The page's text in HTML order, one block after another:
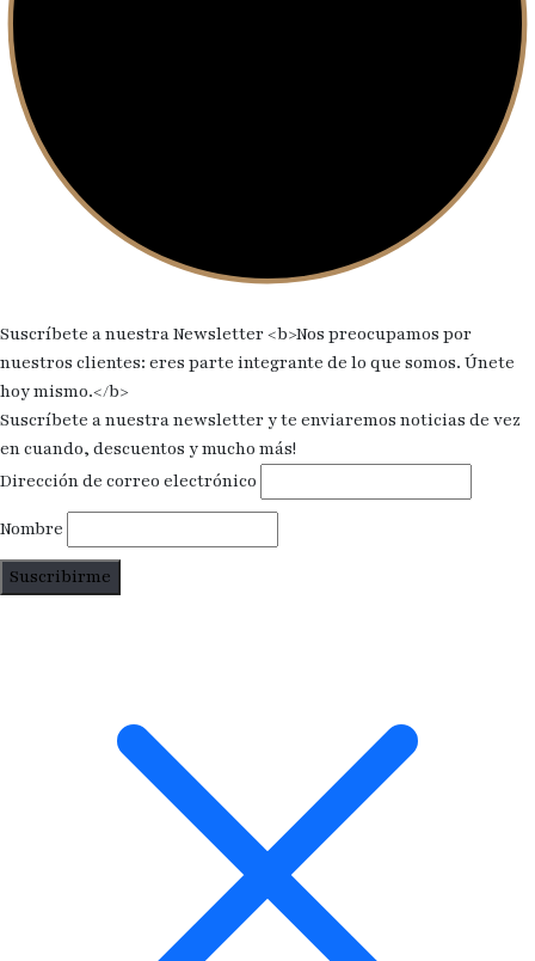
Suscríbete a nuestra Newsletter<b>Nos preocupamos por
nuestros clientes: eres parte integrante de lo que somos. Únete
hoy mismo.</b>
Suscríbete a nuestra newsletter y te enviaremos noticias de vez
en cuando, descuentos y mucho más!
Dirección de correo electrónico
Nombre